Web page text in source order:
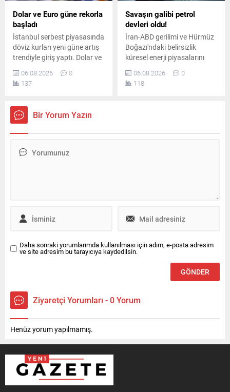
Dolar ve Euro güne rekorla
başladı
İstanbul serbest piyasasında
döviz kurları yeni güne artış
trendiyle giriş yaptı. Dolar ve
avro dünkü kapanış
seviyelerinin üzerine çıkarak
piyasalarda hareketli bir
06.08.2026
0
137
Savaşın galibi petrol
devleri oldu!
İran-ABD gerilimi ve Hürmüz
Boğazı'ndaki belirsizlik
küresel enerji piyasalarını
sarsarken, dünyanın en
büyük sekiz petrol şirketi yılın
ikinci çeyreğinde toplam 93
06.08.2026
0
118
Bir Yorum Yazın
Daha sonraki yorumlarımda kullanılması için adım, e-posta adresim
ve site adresim bu tarayıcıya kaydedilsin.
Ziyaretçi Yorumları - 0 Yorum
Henüz yorum yapılmamış.